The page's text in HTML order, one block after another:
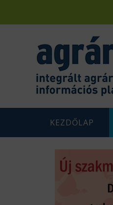
KEZDŐLAP